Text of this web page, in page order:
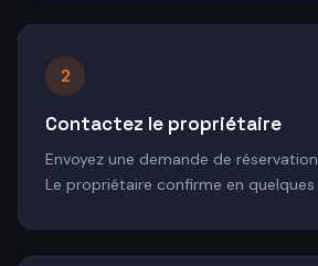
2
Contactez le propriétaire
Envoyez une demande de
Le propriétaire confirme en quelques